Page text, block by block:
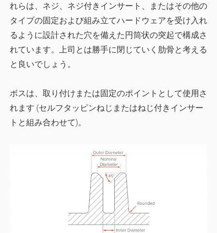
れらは、ネジ、ネジ付きインサート、またはその他の
タイプの固定および組み立てハードウェアを受け入れ
るように設計された穴を備えた円筒状の突起で構成さ
れています。上司とは勝手に閉じていく肋骨 と考える
と良いでしょう。
ボスは、取り付けまたは固定のポイントとして使用さ
れます (セルフタッピンねじまたはねじ付きインサー
トと組み合わせて)。